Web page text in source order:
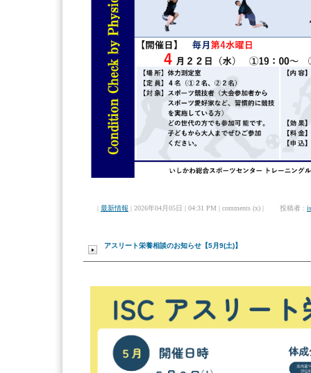
| 最新情報 | 2026年04月05日 | 04:31 PM | comments (x) | 投稿者 :
アスリート栄養相談のお知らせ【5月9(土)】